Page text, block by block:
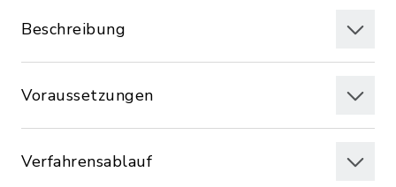
Beschreibung
Voraussetzungen
Verfahrensablauf